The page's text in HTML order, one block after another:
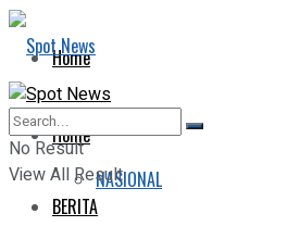
Home
BERITA
NASIONAL
Home
BERITA
No Result
View All Result